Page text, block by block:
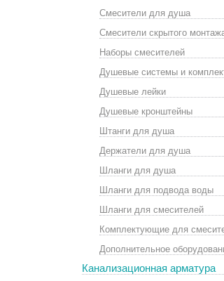
Смесители для душа
Смесители скрытого
Наборы смесителей
Душевые системы и
Душевые лейки
Душевые кронштейны
Штанги для душа
Держатели для душа
Шланги для душа
Шланги для подвода воды
Шланги для смесителей
Комплектующие для
Дополнительное
Канализационная арматура